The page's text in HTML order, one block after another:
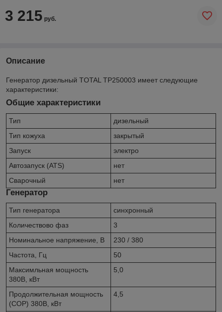
3 215 руб.
Описание
Генератор дизельный TOTAL TP250003 имеет следующие
характеристики:
Общие характеристики
Тип
дизельный
Тип кожуха
закрытый
Запуск
электро
Автозапуск (ATS)
нет
Сварочный
нет
Генератор
Тип генератора
синхронный
Количествово фаз
3
Номинальное напряжение, В
230 / 380
Частота, Гц
50
Максимльная мощность
380В, кВт
5,0
Продолжительная мощность
(COP) 380В, кВт
4,5